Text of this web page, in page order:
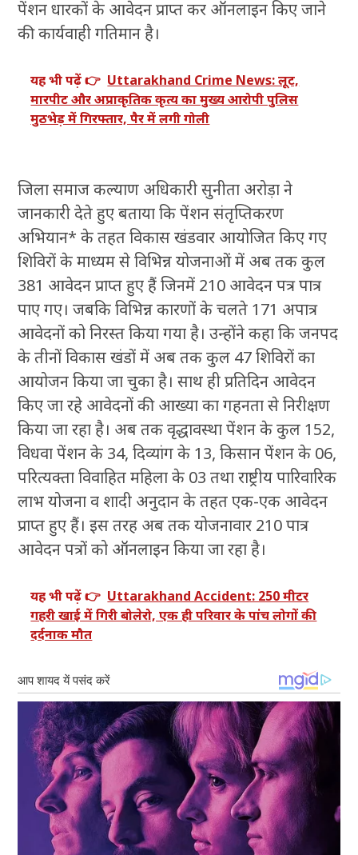
पेंशन धारकों के आवेदन प्राप्त कर ऑनलाइन किए जाने
की कार्यवाही गतिमान है।
यह भी पढ़ें 👉 Uttarakhand Crime News: लूट,
मारपीट और अप्राकृतिक कृत्य का मुख्य आरोपी पुलिस
मुठभेड़ में गिरफ्तार, पैर में लगी गोली
जिला समाज कल्याण अधिकारी सुनीता अरोड़ा ने
जानकारी देते हुए बताया कि पेंशन संतृप्तिकरण
अभियान* के तहत विकास खंडवार आयोजित किए गए
शिविरों के माध्यम से विभिन्न योजनाओं में अब तक कुल
381 आवेदन प्राप्त हुए हैं जिनमें 210 आवेदन पत्र पात्र
पाए गए। जबकि विभिन्न कारणों के चलते 171 अपात्र
आवेदनों को निरस्त किया गया है। उन्होंने कहा कि जनपद
के तीनों विकास खंडों में अब तक कुल 47 शिविरों का
आयोजन किया जा चुका है। साथ ही प्रतिदिन आवेदन
किए जा रहे आवेदनों की आख्या का गहनता से निरीक्षण
किया जा रहा है। अब तक वृद्धावस्था पेंशन के कुल 152,
विधवा पेंशन के 34, दिव्यांग के 13, किसान पेंशन के 06,
परित्यक्ता विवाहित महिला के 03 तथा राष्ट्रीय पारिवारिक
लाभ योजना व शादी अनुदान के तहत एक-एक आवेदन
प्राप्त हुए हैं। इस तरह अब तक योजनावार 210 पात्र
आवेदन पत्रों को ऑनलाइन किया जा रहा है।
यह भी पढ़ें 👉 Uttarakhand Accident: 250 मीटर
गहरी खाई में गिरी बोलेरो, एक ही परिवार के पांच लोगों की
दर्दनाक मौत